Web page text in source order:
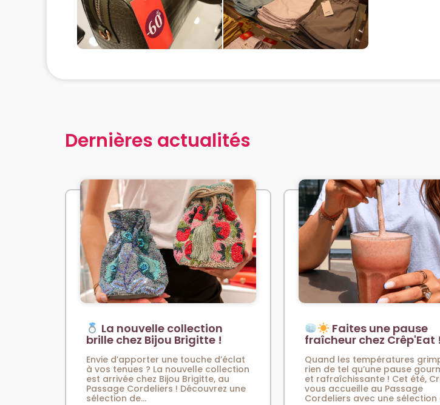
Dernières actualités
La nouvelle collection
brille chez Bijou Brigitte !
Envie d’apporter une touche d’éclat
à vos tenues ? La nouvelle collection
est arrivée chez Bijou Brigitte, au
Passage Cordeliers ! Découvrez une
sélection de...
Faites une pause
fraîcheur chez Crêp'Eat !
Quand les températures
rien de tel qu’une pause
et rafraîchissante ! Cet été,
vous accueille au Passage
Cordeliers avec une sélection